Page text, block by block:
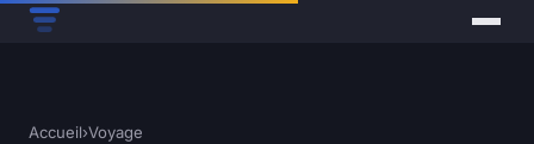
Accueil›Voyage